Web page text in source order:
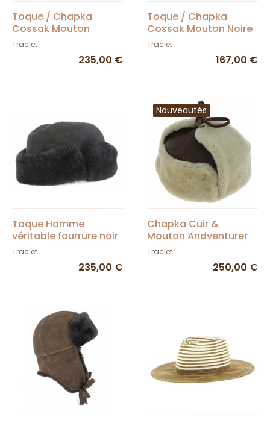
Toque / Chapka
Cossak Mouton
Marron - Traclet
Traclet
235,00 €
Toque / Chapka
Cossak Mouton Noire
- Traclet
Traclet
167,00 €
Toque Homme
véritable fourrure noir
Traclet
235,00 €
Nouveautés
Chapka Cuir &
Mouton Andventurer
Marron - Traclet
Traclet
250,00 €